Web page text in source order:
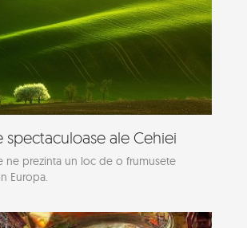
spectaculoase ale Cehiei
ne prezinta un loc de o frumusete
Europa.